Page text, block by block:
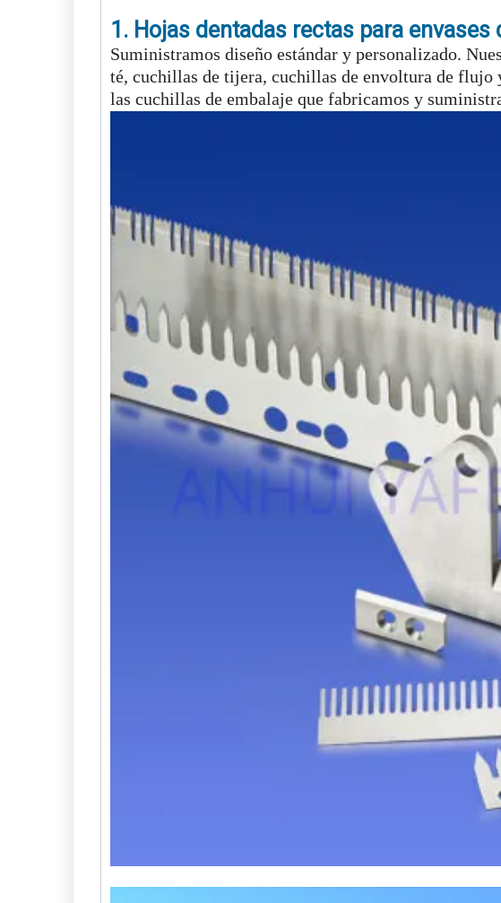
1. Hojas dentadas rectas para
Suministramos diseño estándar y personalizado.
té, cuchillas de tijera, cuchillas de envoltura de
las cuchillas de embalaje que fabricamos y